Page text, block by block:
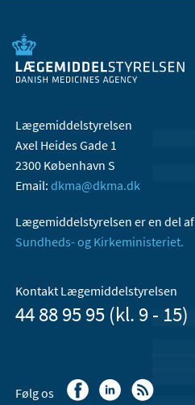
Lægemiddelstyrelsen
Axel Heides Gade 1
2300 København S
Email: dkma@dkma.dk
Lægemiddelstyrelsen er en del af
Sundheds- og Kirkeministeriet.
Kontakt Lægemiddelstyrelsen
44 88 95 95 (kl. 9 - 15)
Følg os